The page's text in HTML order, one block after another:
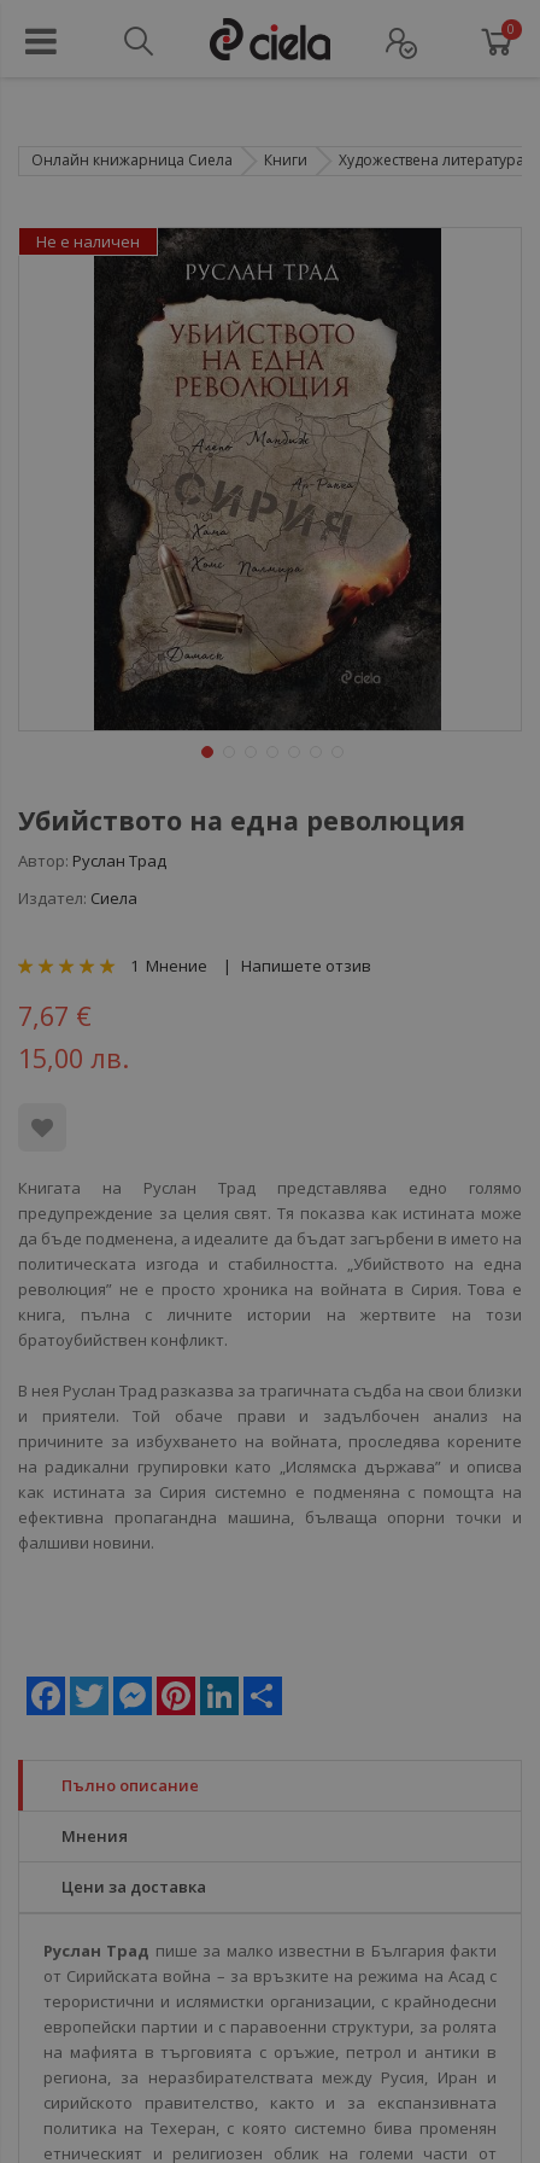
0
Онлайн книжарница Сиела Книги Художествена литература
Убийството на една революция
Автор: Руслан Трад
Издател: Сиела
рейтинг:
1 Мнение Напишете отзив
7,67 €
15,00 лв.
Книгата на Руслан Трад представлява едно голямо
предупреждение за целия свят. Тя показва как истината може
да бъде подменена, а идеалите да бъдат загърбени в името на
политическата изгода и стабилността. „Убийството на една
революция” не е просто хроника на войната в Сирия. Това е
книга, пълна с личните истории на жертвите на този
братоубийствен конфликт.
В нея Руслан Трад разказва за трагичната съдба на свои близки
и приятели. Той обаче прави и задълбочен анализ на
причините за избухването на войната, проследява корените
на радикални групировки като „Ислямска държава” и описва
как истината за Сирия системно е подменяна с помощта на
ефективна пропагандна машина, бълваща опорни точки и
фалшиви новини.
Facebook
Twitter MessengerPinterestLinkedIn
Не е наличен
Пълно описание
Мнения
Цени за доставка
Руслан Трад пише за малко известни в България факти
от Сирийската война – за връзките на режима на Асад с
терористични и ислямистки организации, с крайнодесни
европейски партии и с паравоенни структури, за ролята
на мафията в търговията с оръжие, петрол и антики в
региона, за неразбирателствата между Русия, Иран и
сирийското правителство, както и за експанзивната
политика на Техеран, с която системно бива променян
етническият и религиозен облик на големи части от